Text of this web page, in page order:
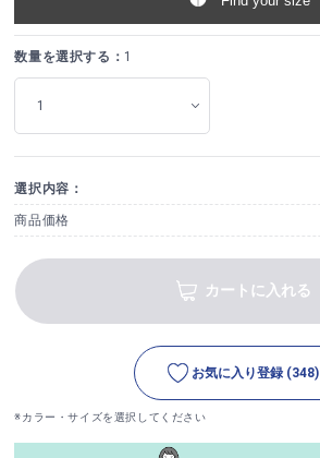
数量を選択する： 1
選択内容：
商品価格
カートに入れる
お気に入り登録 (348)
※カラー・サイズを選択してください